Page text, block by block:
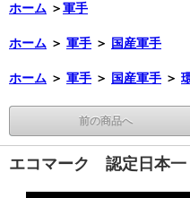
ホーム ＞軍手
ホーム ＞ 軍手 ＞ 国産軍手
ホーム ＞ 軍手 ＞ 国産軍手 ＞
前の商品へ
エコマーク 認定日本一